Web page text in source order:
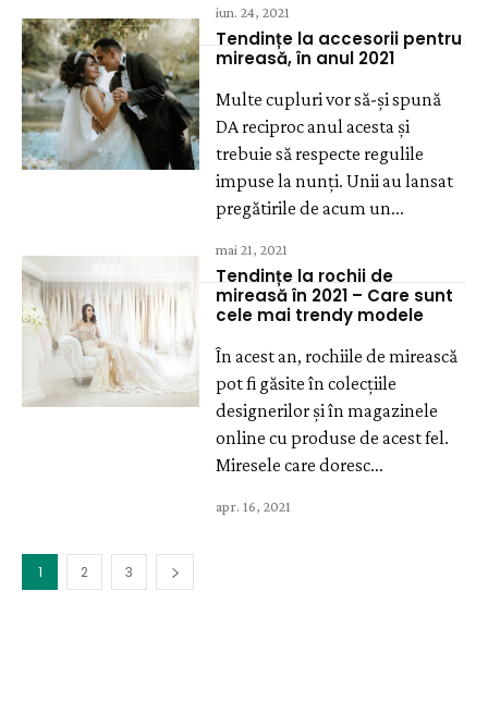
iun. 24, 2021
Tendințe la accesorii pentru
mireasă, în anul 2021
Multe cupluri vor să-și spună
DA reciproc anul acesta și
trebuie să respecte regulile
impuse la nunți. Unii au lansat
pregătirile de acum un...
mai 21, 2021
Tendințe la rochii de
mireasă în 2021 – Care sunt
cele mai trendy modele
În acest an, rochiile de mirească
pot fi găsite în colecțiile
designerilor și în magazinele
online cu produse de acest fel.
Miresele care doresc...
apr. 16, 2021
1 2 3